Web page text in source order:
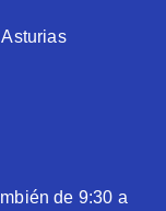
de 9:30 a